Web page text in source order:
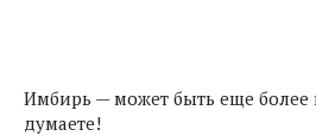
Имбирь — может быть еще
думаете!